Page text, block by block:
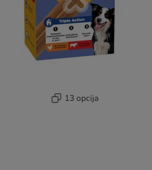
13 opcija